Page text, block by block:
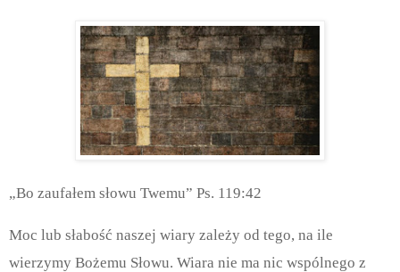
„Bo zaufałem słowu Twemu” Ps. 119:42
Moc lub słabość naszej wiary zależy od tego, na ile
wierzymy Bożemu Słowu. Wiara nie ma nic wspólnego z